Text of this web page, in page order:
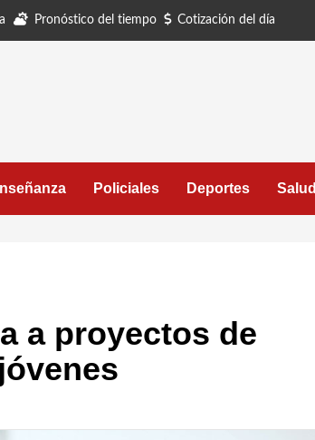
Pronóstico del tiempo Cotización del día
Policiales Deportes Salud
a proyectos de